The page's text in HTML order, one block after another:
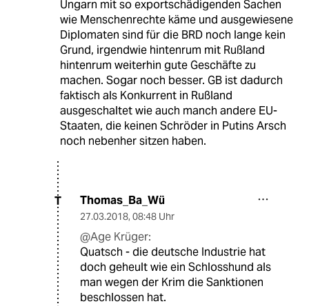
Ungarn mit so exportschädigenden Sachen
wie Menschenrechte käme und ausgewiesene
Diplomaten sind für die BRD noch lange kein
Grund, irgendwie hintenrum mit Rußland
hintenrum weiterhin gute Geschäfte zu
machen. Sogar noch besser. GB ist dadurch
faktisch als Konkurrent in Rußland
ausgeschaltet wie auch manch andere EU-
Staaten, die keinen Schröder in Putins Arsch
noch nebenher sitzen haben.
T Thomas_Ba_Wü
27.03.2018, 08:48 Uhr
@Age Krüger:
Quatsch - die deutsche Industrie hat
doch geheult wie ein Schlosshund als
man wegen der Krim die Sanktionen
beschlossen hat.